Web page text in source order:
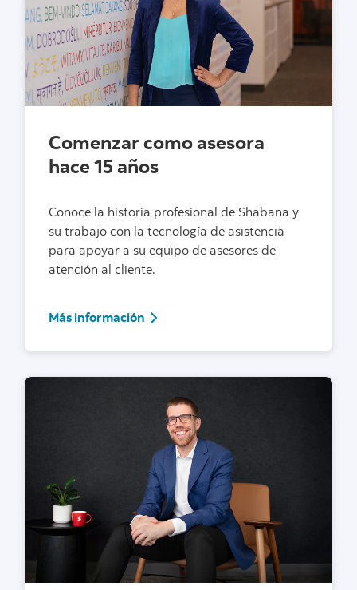
Comenzar como asesora
hace 15 años
Conoce la historia profesional de Shabana y
su trabajo con la tecnología de asistencia
para apoyar a su equipo de asesores de
atención al cliente.
Más información Más información